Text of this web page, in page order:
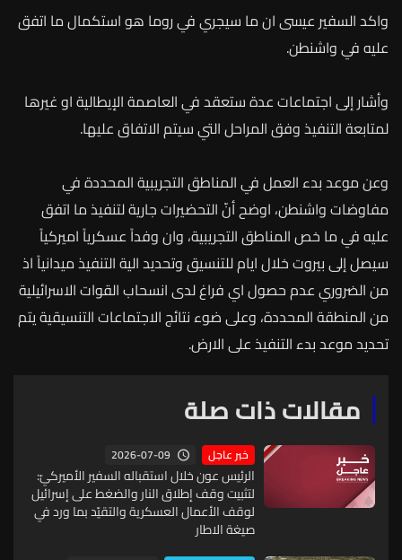
واكد السفير عيسى ان ما سيجري في روما هو استكمال ما اتفق
عليه في واشنطن.
وأشار إلى اجتماعات عدة ستعقد في العاصمة الإيطالية او غيرها
لمتابعة التنفيذ وفق المراحل التي سيتم الاتفاق عليها.
وعنموعدبدءالعملفيالمناطقالتجريبيةالمحددةفي
مفاوضاتواشنطن، اوضحأنّالتحضيراتجاريةلتنفيذما اتفق
عليهفيما خصالمناطقالتجريبية، وانوفداًعسكرياًاميركياً
سيصلإلىبيروتخلالايامللتنسيقوتحديداليةالتنفيذميدانياًاذ
منالضروريعدمحصولايفراغلدىانسحابالقواتالاسرائيلية
منالمنطقةالمحددة، وعلىضوءنتائجالاجتماعاتالتنسيقيةيتم
تحديدموعدبدءالتنفيذعلىالارض.
مقالات ذات صلة
خبر عاجل 2026-07-09
الرئيس عون خلال استقباله السفير الأميركيّ:
لتثبيت وقف إطلاق النار والضغط على إسرائيل
لوقف الأعمال العسكرية والتقيّد بما ورد في
صيغة الاطار